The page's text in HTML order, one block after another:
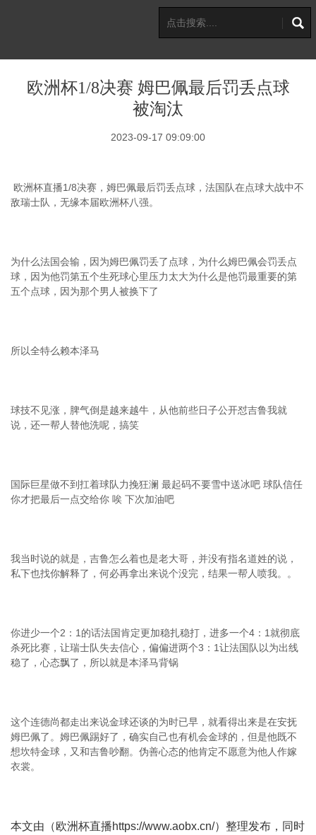
欧洲杯1/8决赛 姆巴佩最后罚丢点球
被淘汰
2023-09-17 09:09:00
欧洲杯直播1/8决赛，姆巴佩最后罚丢点球，法国队在点球大战中不
敌瑞士队，无缘本届欧洲杯八强。
为什么法国会输，因为姆巴佩罚丢了点球，为什么姆巴佩会罚丢点
球，因为他罚第五个生死球心里压力太大为什么是他罚最重要的第
五个点球，因为那个男人被换下了
所以全特么赖本泽马
球技不见涨，脾气倒是越来越牛，从他前些日子公开怼吉鲁我就
说，还一帮人替他洗呢，搞笑
国际巨星做不到扛着球队力挽狂澜 最起码不要雪中送冰吧 球队信任
你才把最后一点交给你 唉 下次加油吧
我当时说的就是，吉鲁怎么着也是老大哥，并没有指名道姓的说，
私下也找你解释了，何必再拿出来说个没完，结果一帮人喷我。。
你进少一个2：1的话法国肯定更加稳扎稳打，进多一个4：1就彻底
杀死比赛，让瑞士队失去信心，偏偏进两个3：1让法国队以为出线
稳了，心态飘了，所以就是本泽马背锅
这个连德尚都走出来说金球还谈的为时已早，就看得出来是在安抚
姆巴佩了。姆巴佩踢好了，确实自己也有机会金球的，但是他既不
想坎特金球，又和吉鲁吵翻。伪善心态的他肯定不愿意为他人作嫁
衣裳。
本文由（欧洲杯直播https://www.aobx.cn/）整理发布，同时